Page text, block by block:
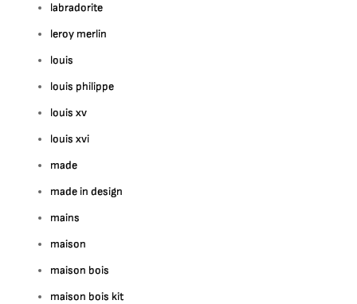
labradorite
leroy merlin
louis
louis philippe
louis xv
louis xvi
made
made in design
mains
maison
maison bois
maison bois kit